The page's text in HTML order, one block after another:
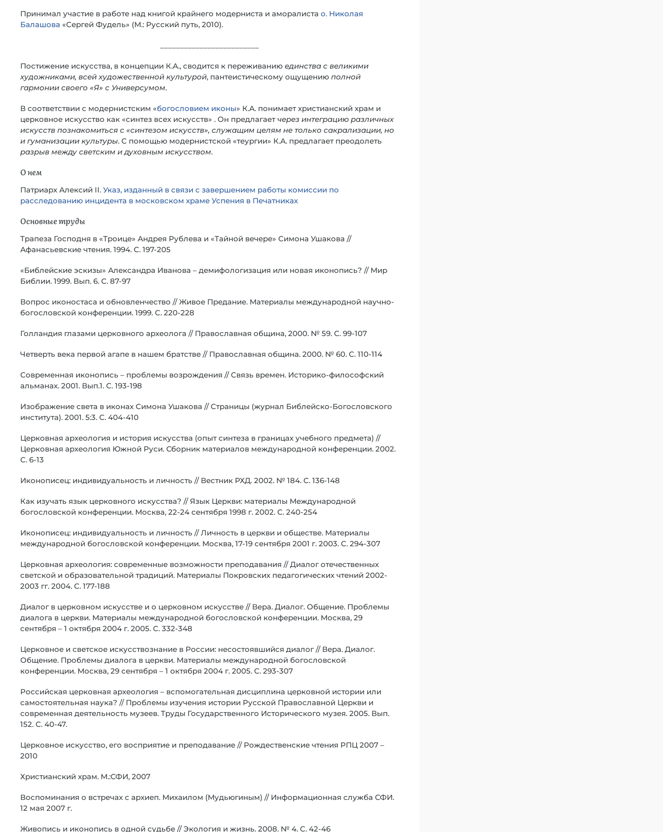
Принимал участие в работе над книгой крайнего модерниста и аморалиста о. Николая
Балашова «Сергей Фудель» (М.: Русский путь, 2010).
Постижение искусства, в концепции К.А., сводится к переживанию единства с великими
художниками, всей художественной культурой, пантеистическому ощущению полной
гармонии своего «Я» с Универсумом.
В соответствии с модернистским «богословием иконы» К.А. понимает христианский храм и
церковное искусство как «синтез всех искусств» . Он предлагает через интеграцию различных
искусств познакомиться с «синтезом искусств», служащим целям не только сакрализации, но
и гуманизации культуры. С помощью модернистской «теургии» К.А. предлагает преодолеть
разрыв между светским и духовным искусством.
О нем
Патриарх Алексий II. Указ, изданный в связи с завершением работы комиссии по
расследованию инцидента в московском храме Успения в Печатниках
Основные труды
Трапеза Господня в «Троице» Андрея Рублева и «Тайной вечере» Симона Ушакова //
Афанасьевские чтения. 1994. С. 197-205
«Библейские эскизы» Александра Иванова – демифологизация или новая иконопись? // Мир
Библии. 1999. Вып. 6. С. 87-97
Вопрос иконостаса и обновленчество // Живое Предание. Материалы международной научно-
богословской конференции. 1999. С. 220-228
Голландия глазами церковного археолога // Православная община, 2000. № 59. С. 99-107
Четверть века первой агапе в нашем братстве // Православная община. 2000. № 60. С. 110-114
Современная иконопись – проблемы возрождения // Связь времен. Историко-философский
альманах. 2001. Вып.1. С. 193-198
Изображение света в иконах Симона Ушакова // Страницы (журнал Библейско-Богословского
института). 2001. 5:3. С. 404-410
Церковная археология и история искусства (опыт синтеза в границах учебного предмета) //
Церковная археология Южной Руси. Сборник материалов международной конференции. 2002.
С. 6-13
Иконописец: индивидуальность и личность // Вестник РХД. 2002. № 184. С. 136-148
Как изучать язык церковного искусства? // Язык Церкви: материалы Международной
богословской конференции. Москва, 22-24 сентября 1998 г. 2002. С. 240-254
Иконописец: индивидуальность и личность // Личность в церкви и обществе. Материалы
международной богословской конференции. Москва, 17-19 сентября 2001 г. 2003. С. 294-307
Церковная археология: современные возможности преподавания // Диалог отечественных
светской и образовательной традиций. Материалы Покровских педагогических чтений 2002-
2003 гг. 2004. С. 177-188
Диалог в церковном искусстве и о церковном искусстве // Вера. Диалог. Общение. Проблемы
диалога в церкви. Материалы международной богословской конференции. Москва, 29
сентября – 1 октября 2004 г. 2005. С. 332-348
Церковное и светское искусствознание в России: несостоявшийся диалог // Вера. Диалог.
Общение. Проблемы диалога в церкви. Материалы международной богословской
конференции. Москва, 29 сентября – 1 октября 2004 г. 2005. С. 293-307
Российская церковная археология – вспомогательная дисциплина церковной истории или
самостоятельная наука? // Проблемы изучения истории Русской Православной Церкви и
современная деятельность музеев. Труды Государственного Исторического музея. 2005. Вып.
152. С. 40-47.
Церковное искусство, его восприятие и преподавание // Рождественские чтения РПЦ 2007 –
2010
Христианский храм. М.:СФИ, 2007
Воспоминания о встречах с архиеп. Михаилом (Мудьюгиным) // Информационная служба СФИ.
12 мая 2007 г.
Живопись и иконопись в одной судьбе // Экология и жизнь. 2008. № 4. С. 42-46